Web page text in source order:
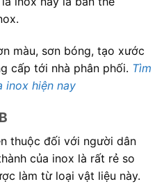
màu, sơn bóng, tạo xước
cấp tới nhà phân phối. Tìm
inox hiện nay
thuộc đối với người dân
của inox là rất rẻ so
làm từ loại vật liệu này.